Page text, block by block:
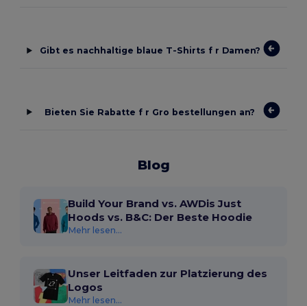
Gibt es nachhaltige blaue T-Shirts f r Damen?
Bieten Sie Rabatte f r Gro bestellungen an?
Blog
Build Your Brand vs. AWDis Just
Hoods vs. B&C: Der Beste Hoodie
Mehr lesen...
Unser Leitfaden zur Platzierung des
Logos
Mehr lesen...